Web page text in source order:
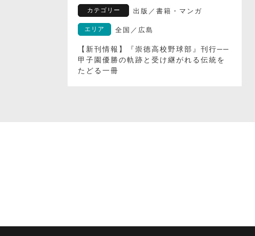
カテゴリー 出版 ／ 書籍・マンガ
エリア 全国 ／ 広島
【新刊情報】『崇徳高校野球部』刊行──
甲子園優勝の軌跡と受け継がれる伝統を
たどる一冊